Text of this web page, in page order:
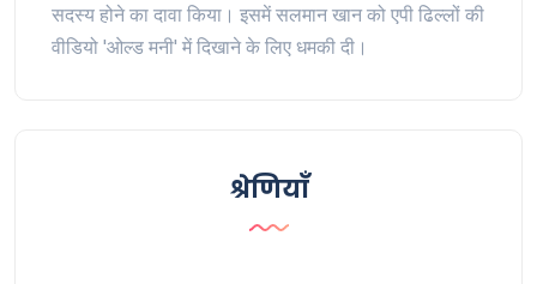
सदस्य होने का दावा किया। इसमें सलमान खान को एपी ढिल्लों की
वीडियो 'ओल्ड मनी' में दिखाने के लिए धमकी दी।
श्रेणियाँ